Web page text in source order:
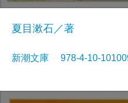
夏目漱石／著
新潮文庫 978-4-10-